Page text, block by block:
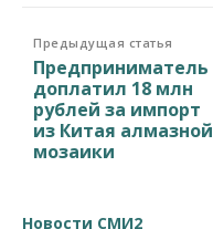
Предыдущая статья
Предприниматель
доплатил 18 млн
рублей за импорт
из Китая алмазной
мозаики
Новости СМИ2